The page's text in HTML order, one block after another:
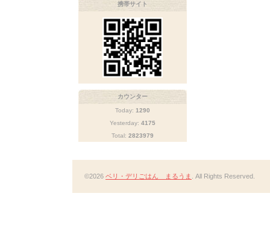
携帯サイト
カウンター
Today: 1290
Yesterday: 4175
Total: 2823979
©2026 ベリ・デリごはん まるうま . All Rights Reserved.